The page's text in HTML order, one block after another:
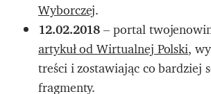
Wyborczej.
12.02.2018– portal
artykuł od Wirtualnej Polski,
treści i zostawiając co bardziej
fragmenty.